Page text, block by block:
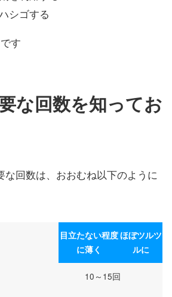
シゴする
す
な回数を知ってお
な回数は、おおむね以下のように
目立たない程度
に薄く
ほぼツルツ
ルに
10～15回